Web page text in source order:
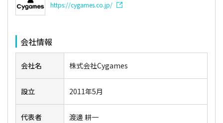
https://cygames.co.jp/
会社情報
会社名 株式会社Cygames
設立 2011年5月
代表者 渡邊 耕一